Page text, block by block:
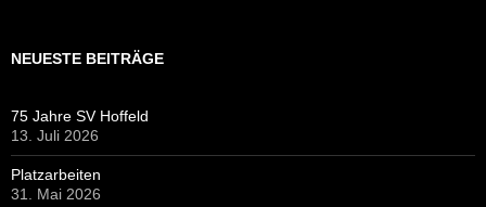
NEUESTE BEITRÄGE
75 Jahre SV Hoffeld
13. Juli 2026
Platzarbeiten
31. Mai 2026